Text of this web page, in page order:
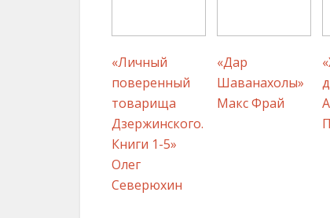
«Личный
поверенный
товарища
Дзержинского.
Книги 1-5»
Олег
Северюхин
«Дар
Шаванахолы»
Макс Фрай